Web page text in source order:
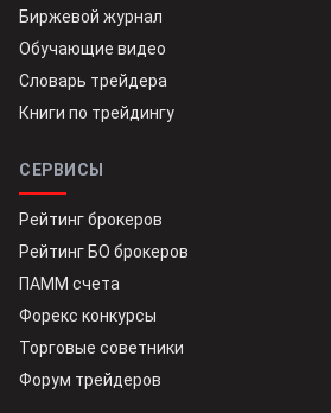
Биржевой журнал
Обучающие видео
Словарь трейдера
Книги по трейдингу
СЕРВИСЫ
Рейтинг брокеров
Рейтинг БО брокеров
ПАММ счета
Форекс конкурсы
Торговые советники
Форум трейдеров